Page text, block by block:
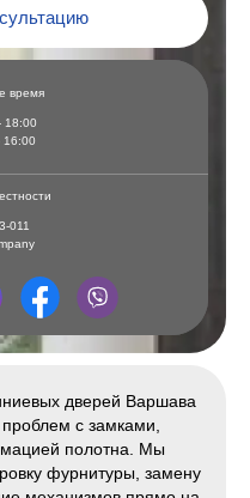
время
18:00
16:00
011
дверей Варшава
с замками,
полотна. Мы
фурнитуры, замену